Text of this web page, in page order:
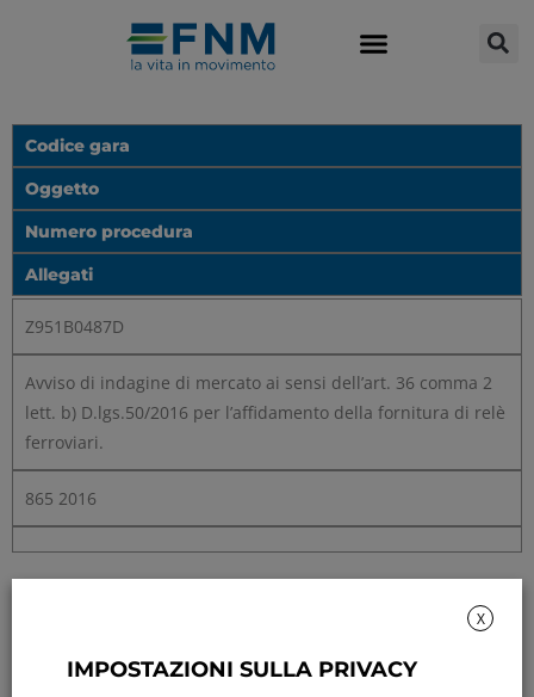
Codice gara
Oggetto
Numero procedura
Allegati
Z951B0487D
Avviso di indagine di mercato ai sensi dell’art. 36 comma 2
lett. b) D.lgs.50/2016 per l’affidamento della fornitura di relè
ferroviari.
865 2016
X
IMPOSTAZIONI SULLA PRIVACY